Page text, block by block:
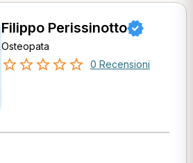
Filippo Perissinotto
Osteopata
0 Recensioni